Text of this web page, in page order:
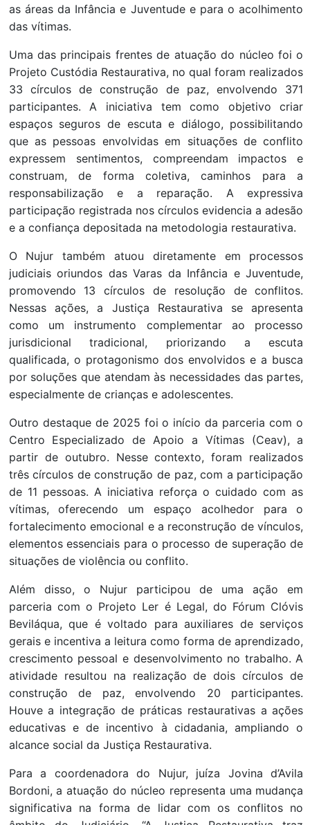
as áreas da Infância e Juventude e para o acolhimento
das vítimas.
Uma das principais frentes de atuação do núcleo foi o
Projeto Custódia Restaurativa, no qual foram realizados
33 círculos de construção de paz, envolvendo 371
participantes. A iniciativa tem como objetivo criar
espaços seguros de escuta e diálogo, possibilitando
que as pessoas envolvidas em situações de conflito
expressem sentimentos, compreendam impactos e
construam, de forma coletiva, caminhos para a
responsabilização e a reparação. A expressiva
participação registrada nos círculos evidencia a adesão
e a confiança depositada na metodologia restaurativa.
O Nujur também atuou diretamente em processos
judiciais oriundos das Varas da Infância e Juventude,
promovendo 13 círculos de resolução de conflitos.
Nessas ações, a Justiça Restaurativa se apresenta
como um instrumento complementar ao processo
jurisdicional tradicional, priorizando a escuta
qualificada, o protagonismo dos envolvidos e a busca
por soluções que atendam às necessidades das partes,
especialmente de crianças e adolescentes.
Outro destaque de 2025 foi o início da parceria com o
Centro Especializado de Apoio a Vítimas (Ceav), a
partir de outubro. Nesse contexto, foram realizados
três círculos de construção de paz, com a participação
de 11 pessoas. A iniciativa reforça o cuidado com as
vítimas, oferecendo um espaço acolhedor para o
fortalecimento emocional e a reconstrução de vínculos,
elementos essenciais para o processo de superação de
situações de violência ou conflito.
Além disso, o Nujur participou de uma ação em
parceria com o Projeto Ler é Legal, do Fórum Clóvis
Beviláqua, que é voltado para auxiliares de serviços
gerais e incentiva a leitura como forma de aprendizado,
crescimento pessoal e desenvolvimento no trabalho. A
atividade resultou na realização de dois círculos de
construção de paz, envolvendo 20 participantes.
Houve a integração de práticas restaurativas a ações
educativas e de incentivo à cidadania, ampliando o
alcance social da Justiça Restaurativa.
Para a coordenadora do Nujur, juíza Jovina d’Avila
Bordoni, a atuação do núcleo representa uma mudança
significativa na forma de lidar com os conflitos no